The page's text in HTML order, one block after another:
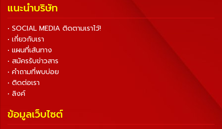
แนะนำบริษัท
• SOCIAL MEDIA ติดตามเราไว้!
• เกี่ยวกับเรา
• แผนที่เส้นทาง
• สมัครรับข่าวสาร
• คำถามที่พบบ่อย
• ติดต่อเรา
• ลิงค์
ข้อมูลเว็บไซต์